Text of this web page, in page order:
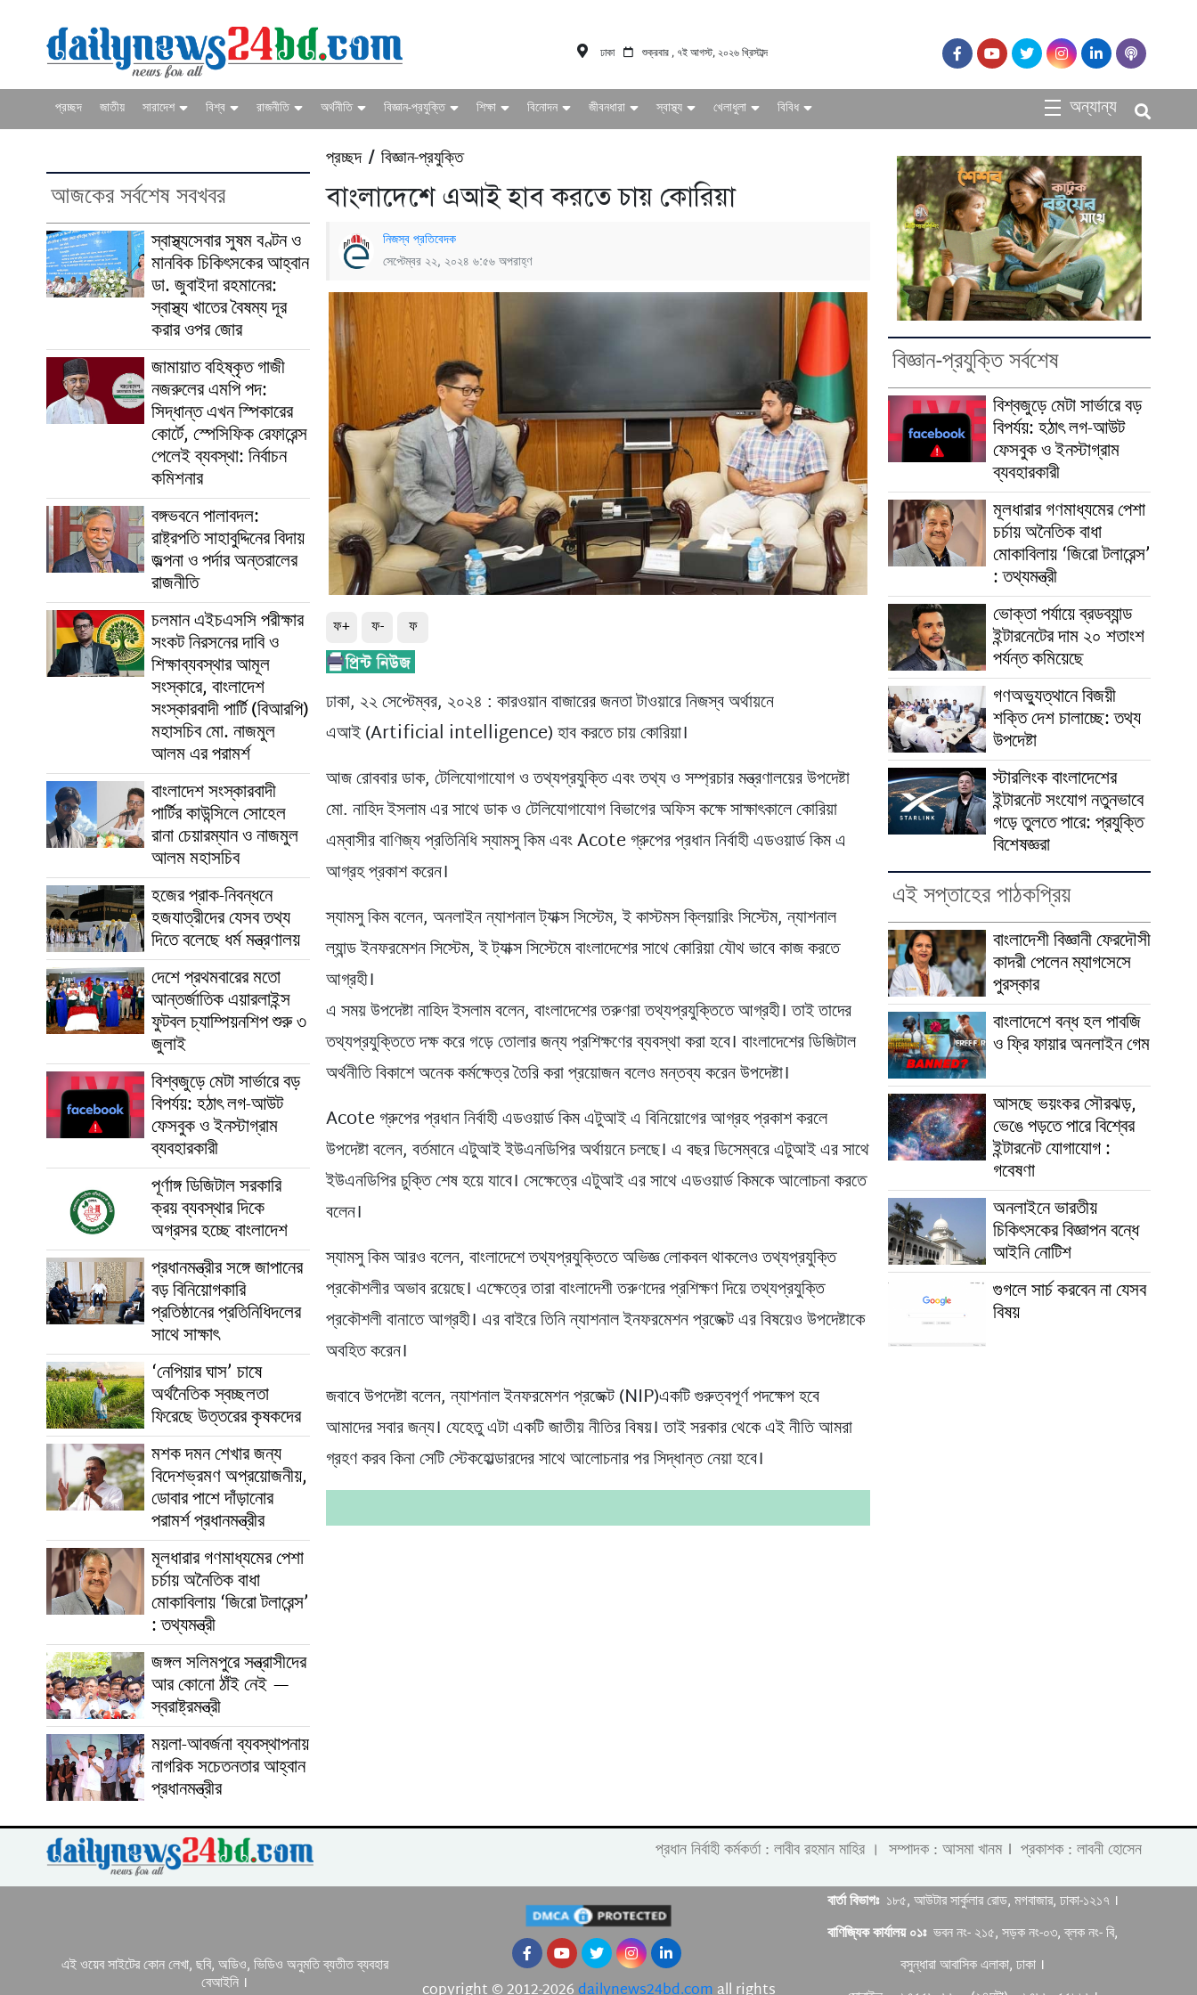
ঢাকা শুক্রবার , ৭ই আগস্ট, ২০২৬ খ্রিস্টাব্দ
প্রচ্ছদ জাতীয় সারাদেশ বিশ্ব রাজনীতি অর্থনীতি বিজ্ঞান-প্রযুক্তি শিক্ষা বিনোদন জীবনধারা স্বাস্থ্য খেলাধুলা বিবিধ অন্যান্য
আজকের সর্বশেষ সবখবর
স্বাস্থ্যসেবার সুষম বণ্টন ও
মানবিক চিকিৎসকের আহ্বান
ডা. জুবাইদা রহমানের:
স্বাস্থ্য খাতের বৈষম্য দূর
করার ওপর জোর
জামায়াত বহিষ্কৃত গাজী
নজরুলের এমপি পদ:
সিদ্ধান্ত এখন স্পিকারের
কোর্টে, স্পেসিফিক রেফারেন্স
পেলেই ব্যবস্থা: নির্বাচন
কমিশনার
বঙ্গভবনে পালাবদল:
রাষ্ট্রপতি সাহাবুদ্দিনের বিদায়
জল্পনা ও পর্দার অন্তরালের
রাজনীতি
চলমান এইচএসসি পরীক্ষার
সংকট নিরসনের দাবি ও
শিক্ষাব্যবস্থার আমূল
সংস্কারে, বাংলাদেশ
সংস্কারবাদী পার্টি (বিআরপি)
মহাসচিব মো. নাজমুল
আলম এর পরামর্শ
বাংলাদেশ সংস্কারবাদী
পার্টির কাউন্সিলে সোহেল
রানা চেয়ারম্যান ও নাজমুল
আলম মহাসচিব
হজের প্রাক-নিবন্ধনে
হজযাত্রীদের যেসব তথ্য
দিতে বলেছে ধর্ম মন্ত্রণালয়
দেশে প্রথমবারের মতো
আন্তর্জাতিক এয়ারলাইন্স
ফুটবল চ্যাম্পিয়নশিপ শুরু ৩
জুলাই
বিশ্বজুড়ে মেটা সার্ভারে বড়
বিপর্যয়: হঠাৎ লগ-আউট
ফেসবুক ও ইনস্টাগ্রাম
ব্যবহারকারী
পূর্ণাঙ্গ ডিজিটাল সরকারি
ক্রয় ব্যবস্থার দিকে
অগ্রসর হচ্ছে বাংলাদেশ
প্রধানমন্ত্রীর সঙ্গে জাপানের
বড় বিনিয়োগকারি
প্রতিষ্ঠানের প্রতিনিধিদলের
সাথে সাক্ষাৎ
‘নেপিয়ার ঘাস’ চাষে
অর্থনৈতিক স্বচ্ছলতা
ফিরেছে উত্তরের কৃষকদের
মশক দমন শেখার জন্য
বিদেশভ্রমণ অপ্রয়োজনীয়,
ডোবার পাশে দাঁড়ানোর
পরামর্শ প্রধানমন্ত্রীর
মূলধারার গণমাধ্যমের পেশা
চর্চায় অনৈতিক বাধা
মোকাবিলায় ‘জিরো টলারেন্স’
: তথ্যমন্ত্রী
জঙ্গল সলিমপুরে সন্ত্রাসীদের
আর কোনো ঠাঁই নেই —
স্বরাষ্ট্রমন্ত্রী
ময়লা-আবর্জনা ব্যবস্থাপনায়
নাগরিক সচেতনতার আহ্বান
প্রধানমন্ত্রীর
প্রচ্ছদ/বিজ্ঞান-প্রযুক্তি
বাংলাদেশে এআই হাব করতে চায় কোরিয়া
নিজস্ব প্রতিবেদক
সেপ্টেম্বর ২২, ২০২৪ ৬:৫৬ অপরাহ্ণ
ফ+ ফ- ফ
ঢাকা, ২২ সেপ্টেম্বর, ২০২৪ : কারওয়ান বাজারের জনতা টাওয়ারে নিজস্ব অর্থায়নে
এআই (Artificial intelligence) হাব করতে চায় কোরিয়া।
আজ রোববার ডাক, টেলিযোগাযোগ ও তথ্যপ্রযুক্তি এবং তথ্য ও সম্প্রচার মন্ত্রণালয়ের উপদেষ্টা
মো. নাহিদ ইসলাম এর সাথে ডাক ও টেলিযোগাযোগ বিভাগের অফিস কক্ষে সাক্ষাৎকালে কোরিয়া
এম্বাসীর বাণিজ্য প্রতিনিধি স্যামসু কিম এবং Acote গ্রুপের প্রধান নির্বাহী এডওয়ার্ড কিম এ
আগ্রহ প্রকাশ করেন।
স্যামসু কিম বলেন, অনলাইন ন্যাশনাল ট্যাক্স সিস্টেম, ই কাস্টমস ক্লিয়ারিং সিস্টেম, ন্যাশনাল
ল্যান্ড ইনফরমেশন সিস্টেম, ই ট্যাক্স সিস্টেমে বাংলাদেশের সাথে কোরিয়া যৌথ ভাবে কাজ করতে
আগ্রহী।
এ সময় উপদেষ্টা নাহিদ ইসলাম বলেন, বাংলাদেশের তরুণরা তথ্যপ্রযুক্তিতে আগ্রহী। তাই তাদের
তথ্যপ্রযুক্তিতে দক্ষ করে গড়ে তোলার জন্য প্রশিক্ষণের ব্যবস্থা করা হবে। বাংলাদেশের ডিজিটাল
অর্থনীতি বিকাশে অনেক কর্মক্ষেত্র তৈরি করা প্রয়োজন বলেও মন্তব্য করেন উপদেষ্টা।
Acote গ্রুপের প্রধান নির্বাহী এডওয়ার্ড কিম এটুআই এ বিনিয়োগের আগ্রহ প্রকাশ করলে
উপদেষ্টা বলেন, বর্তমানে এটুআই ইউএনডিপির অর্থায়নে চলছে। এ বছর ডিসেম্বরে এটুআই এর সাথে
ইউএনডিপির চুক্তি শেষ হয়ে যাবে। সেক্ষেত্রে এটুআই এর সাথে এডওয়ার্ড কিমকে আলোচনা করতে
বলেন।
স্যামসু কিম আরও বলেন, বাংলাদেশে তথ্যপ্রযুক্তিতে অভিজ্ঞ লোকবল থাকলেও তথ্যপ্রযুক্তি
প্রকৌশলীর অভাব রয়েছে। এক্ষেত্রে তারা বাংলাদেশী তরুণদের প্রশিক্ষণ দিয়ে তথ্যপ্রযুক্তি
প্রকৌশলী বানাতে আগ্রহী। এর বাইরে তিনি ন্যাশনাল ইনফরমেশন প্রজেক্ট এর বিষয়েও উপদেষ্টাকে
অবহিত করেন।
জবাবে উপদেষ্টা বলেন, ন্যাশনাল ইনফরমেশন প্রজেক্ট (NIP)একটি গুরুত্বপূর্ণ পদক্ষেপ হবে
আমাদের সবার জন্য। যেহেতু এটা একটি জাতীয় নীতির বিষয়। তাই সরকার থেকে এই নীতি আমরা
গ্রহণ করব কিনা সেটি স্টেকহোল্ডারদের সাথে আলোচনার পর সিদ্ধান্ত নেয়া হবে।
বিজ্ঞান-প্রযুক্তি সর্বশেষ
বিশ্বজুড়ে মেটা সার্ভারে বড়
বিপর্যয়: হঠাৎ লগ-আউট
ফেসবুক ও ইনস্টাগ্রাম
ব্যবহারকারী
মূলধারার গণমাধ্যমের পেশা
চর্চায় অনৈতিক বাধা
মোকাবিলায় ‘জিরো টলারেন্স’
: তথ্যমন্ত্রী
ভোক্তা পর্যায়ে ব্রডব্যান্ড
ইন্টারনেটের দাম ২০ শতাংশ
পর্যন্ত কমিয়েছে
গণঅভ্যুত্থানে বিজয়ী
শক্তি দেশ চালাচ্ছে: তথ্য
উপদেষ্টা
স্টারলিংক বাংলাদেশের
ইন্টারনেট সংযোগ নতুনভাবে
গড়ে তুলতে পারে: প্রযুক্তি
বিশেষজ্ঞরা
এই সপ্তাহের পাঠকপ্রিয়
বাংলাদেশী বিজ্ঞানী ফেরদৌসী
কাদরী পেলেন ম্যাগসেসে
পুরস্কার
বাংলাদেশে বন্ধ হল পাবজি
ও ফ্রি ফায়ার অনলাইন গেম
আসছে ভয়ংকর সৌরঝড়,
ভেঙে পড়তে পারে বিশ্বের
ইন্টারনেট যোগাযোগ :
গবেষণা
অনলাইনে ভারতীয়
চিকিৎসকের বিজ্ঞাপন বন্ধে
আইনি নোটিশ
গুগলে সার্চ করবেন না যেসব
বিষয়
প্রধান নির্বাহী কর্মকর্তা : লাবীব রহমান মাহির । সম্পাদক : আসমা খানম । প্রকাশক : লাবনী হোসেন
এই ওয়েব সাইটের কোন লেখা, ছবি, অডিও, ভিডিও অনুমতি ব্যতীত ব্যবহার
বেআইনি ।
বার্তা বিভাগঃ১৮৫, আউটার সার্কুলার রোড, মগবাজার, ঢাকা-১২১৭ ।
বাণিজ্যিক কার্যালয় ০১ঃভবন নং- ২১৫, সড়ক নং-০৩, ব্লক নং- বি,
বসুন্ধারা আবাসিক এলাকা, ঢাকা ।